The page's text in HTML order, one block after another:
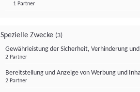
1 Partner
Spezielle Zwecke (3)
Gewährleistung der Sicherheit, Verhinderung
2 Partner
Bereitstellung und Anzeige von Werbung und
2 Partner